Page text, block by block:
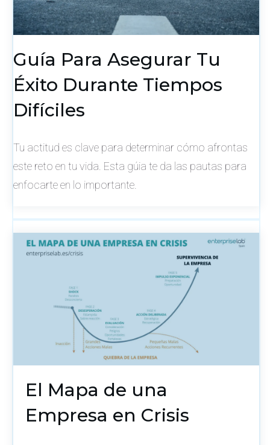
Guía Para Asegurar Tu
Éxito Durante Tiempos
Difíciles
Tu actitud es clave para determinar cómo afrontas
este reto en tu vida. Esta gúia te da las pautas para
enfocarte en lo importante.
El Mapa de una
Empresa en Crisis